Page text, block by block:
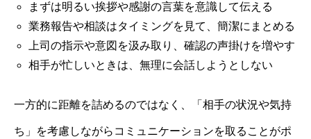
まずは明るい挨拶や感謝の言葉を意識して伝える
業務報告や相談はタイミングを見て、簡潔にまとめる
上司の指示や意図を汲み取り、確認の声掛けを増やす
相手が忙しいときは、無理に会話しようとしない
一方的に距離を詰めるのではなく、「相手の状況や気持
ち」を考慮しながらコミュニケーションを取ることがポ